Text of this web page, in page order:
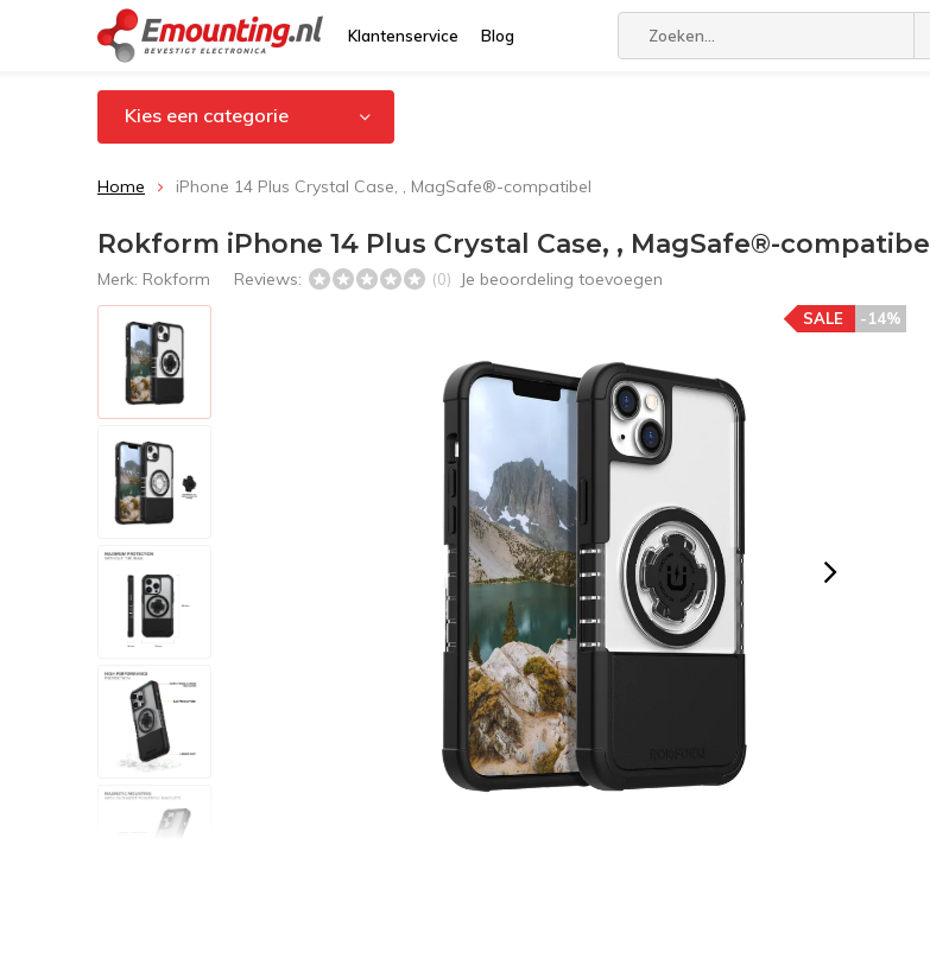
Klantenservice Blog
Kies een categorie
Home iPhone 14 Plus Crystal Case, , MagSafe®-compatibel
Rokform iPhone 14 Plus Crystal Case, , MagSafe®-compatibel
Merk: Rokform Reviews: (0) Je beoordeling toevoegen
-14%
SALE